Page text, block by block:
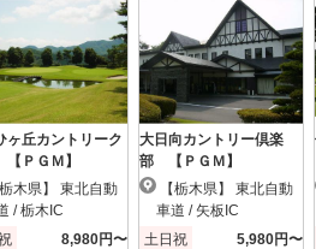
ヶ丘カントリーク
ＰＧＭ】
/ 栃木IC
8,980円〜
大日向カントリー倶楽
部 【ＰＧＭ】
車道 / 矢板IC
土日祝
5,980円〜